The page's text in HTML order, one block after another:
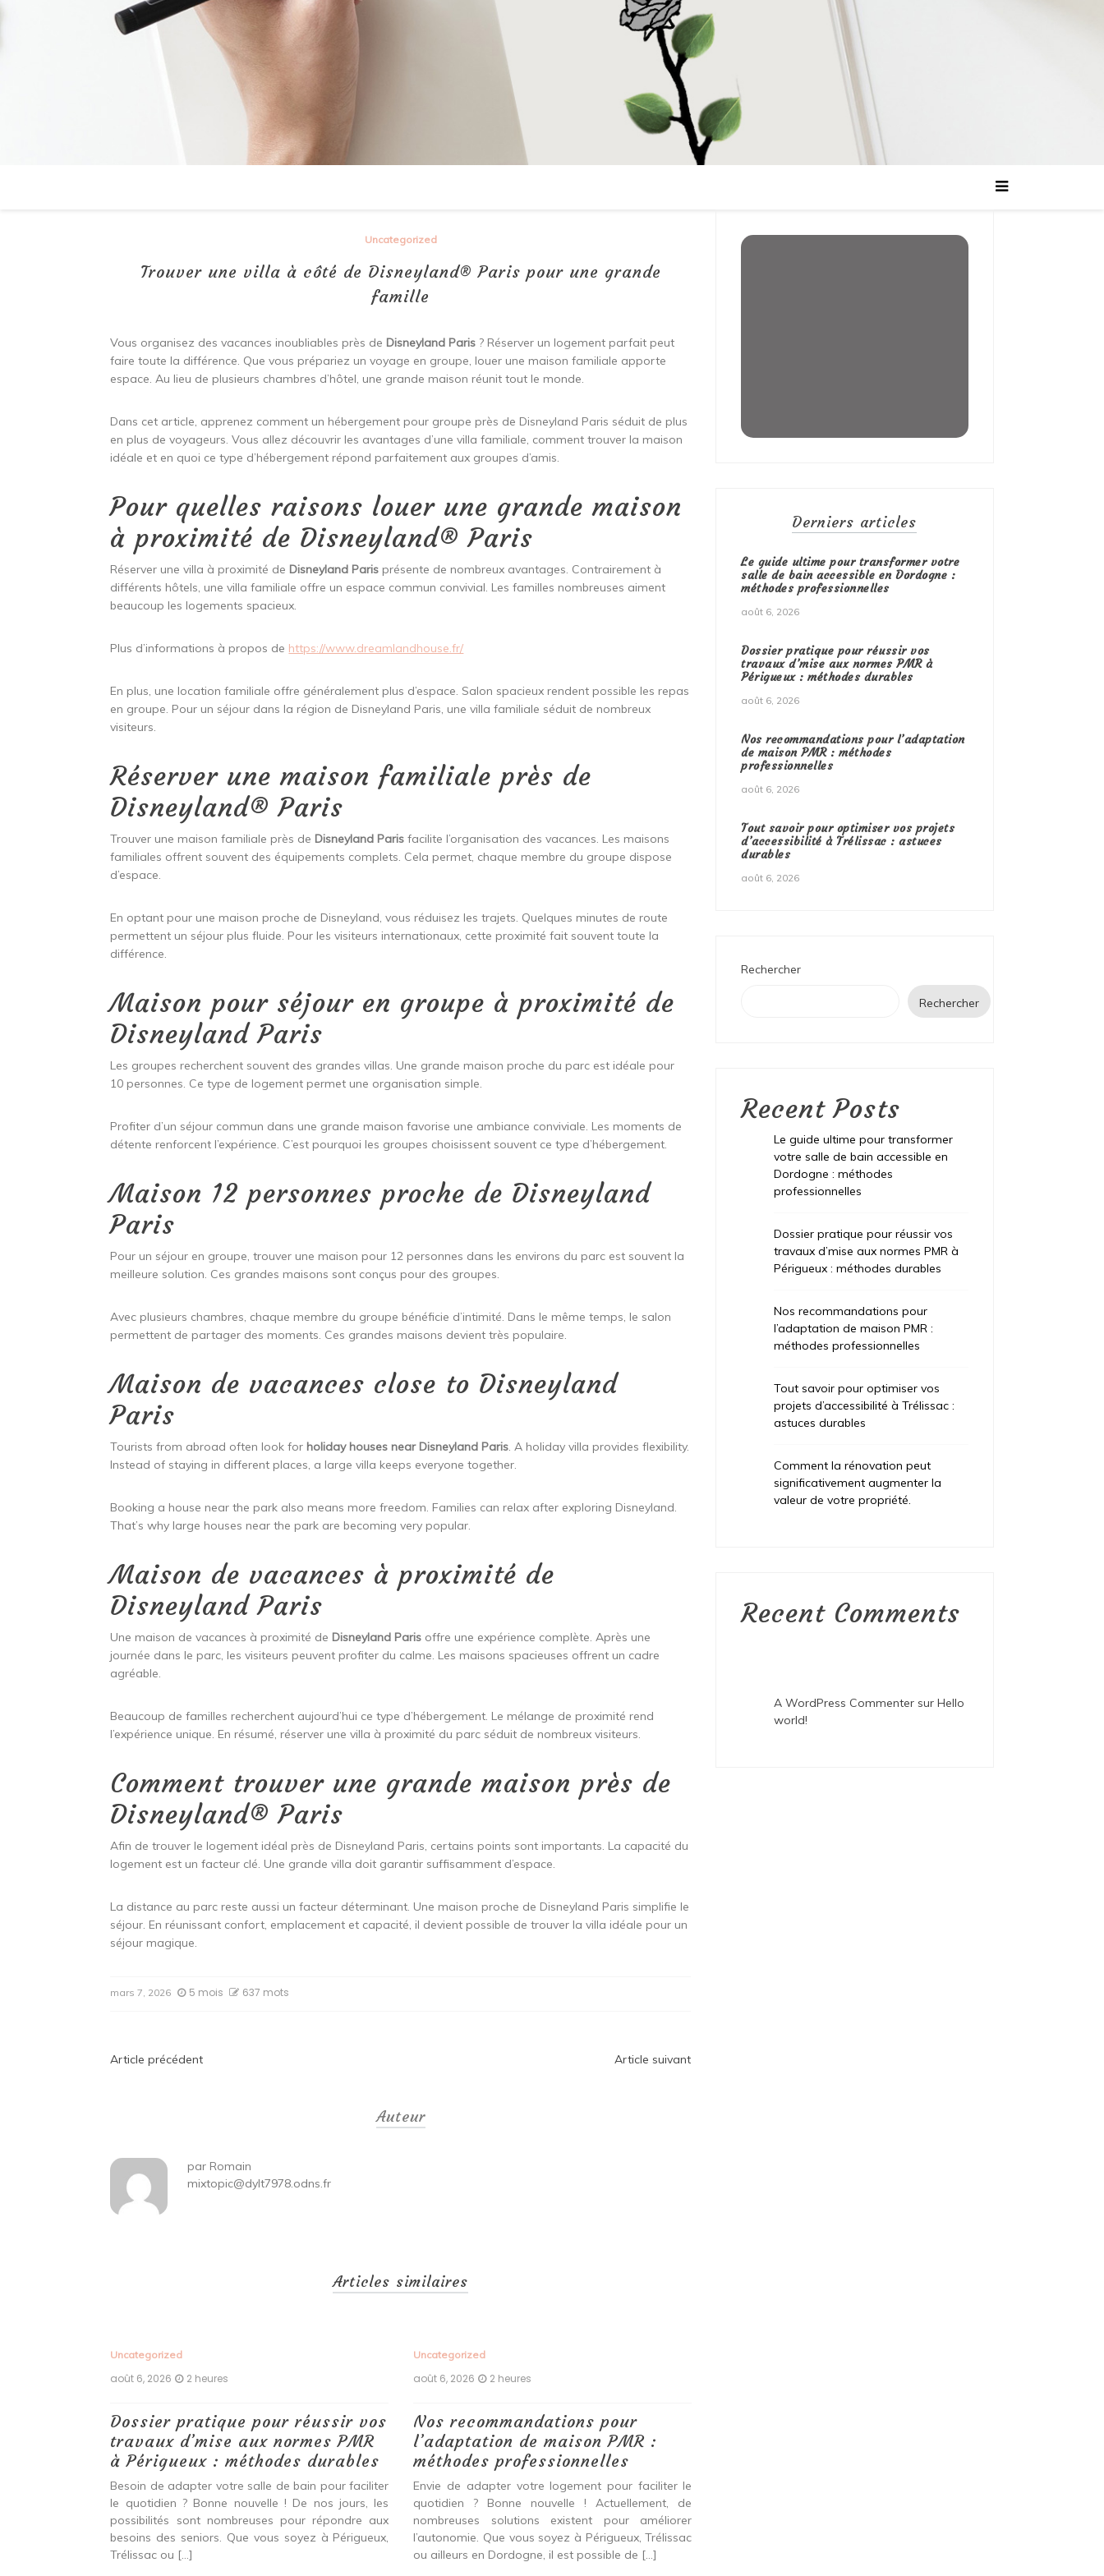
Uncategorized
Trouver une villa à côté de Disneyland® Paris pour une grande
famille
Vous organisez des vacances inoubliables près de Disneyland Paris ? Réserver un logement parfait peut
faire toute la différence. Que vous prépariez un voyage en groupe, louer une maison familiale apporte
espace. Au lieu de plusieurs chambres d’hôtel, une grande maison réunit tout le monde.
Dans cet article, apprenez comment un hébergement pour groupe près de Disneyland Paris séduit de plus
en plus de voyageurs. Vous allez découvrir les avantages d’une villa familiale, comment trouver la maison
idéale et en quoi ce type d’hébergement répond parfaitement aux groupes d’amis.
Pour quelles raisons louer une grande maison
à proximité de Disneyland® Paris
Réserver une villa à proximité de Disneyland Paris présente de nombreux avantages. Contrairement à
différents hôtels, une villa familiale offre un espace commun convivial. Les familles nombreuses aiment
beaucoup les logements spacieux.
Plus d’informations à propos de https://www.dreamlandhouse.fr/
En plus, une location familiale offre généralement plus d’espace. Salon spacieux rendent possible les repas
en groupe. Pour un séjour dans la région de Disneyland Paris, une villa familiale séduit de nombreux
visiteurs.
Réserver une maison familiale près de
Disneyland® Paris
Trouver une maison familiale près de Disneyland Paris facilite l’organisation des vacances. Les maisons
familiales offrent souvent des équipements complets. Cela permet, chaque membre du groupe dispose
d’espace.
En optant pour une maison proche de Disneyland, vous réduisez les trajets. Quelques minutes de route
permettent un séjour plus fluide. Pour les visiteurs internationaux, cette proximité fait souvent toute la
différence.
Maison pour séjour en groupe à proximité de
Disneyland Paris
Les groupes recherchent souvent des grandes villas. Une grande maison proche du parc est idéale pour
10 personnes. Ce type de logement permet une organisation simple.
Profiter d’un séjour commun dans une grande maison favorise une ambiance conviviale. Les moments de
détente renforcent l’expérience. C’est pourquoi les groupes choisissent souvent ce type d’hébergement.
Maison 12 personnes proche de Disneyland
Paris
Pour un séjour en groupe, trouver une maison pour 12 personnes dans les environs du parc est souvent la
meilleure solution. Ces grandes maisons sont conçus pour des groupes.
Avec plusieurs chambres, chaque membre du groupe bénéficie d’intimité. Dans le même temps, le salon
permettent de partager des moments. Ces grandes maisons devient très populaire.
Maison de vacances close to Disneyland
Paris
Tourists from abroad often look for holiday houses near Disneyland Paris. A holiday villa provides flexibility.
Instead of staying in different places, a large villa keeps everyone together.
Booking a house near the park also means more freedom. Families can relax after exploring Disneyland.
That’s why large houses near the park are becoming very popular.
Maison de vacances à proximité de
Disneyland Paris
Une maison de vacances à proximité de Disneyland Paris offre une expérience complète. Après une
journée dans le parc, les visiteurs peuvent profiter du calme. Les maisons spacieuses offrent un cadre
agréable.
Beaucoup de familles recherchent aujourd’hui ce type d’hébergement. Le mélange de proximité rend
l’expérience unique. En résumé, réserver une villa à proximité du parc séduit de nombreux visiteurs.
Comment trouver une grande maison près de
Disneyland® Paris
Afin de trouver le logement idéal près de Disneyland Paris, certains points sont importants. La capacité du
logement est un facteur clé. Une grande villa doit garantir suffisamment d’espace.
La distance au parc reste aussi un facteur déterminant. Une maison proche de Disneyland Paris simplifie le
séjour. En réunissant confort, emplacement et capacité, il devient possible de trouver la villa idéale pour un
séjour magique.
mars 7, 2026 5 mois 637 mots
Navigation
Article précédent Article suivant
Auteur
par Romain
mixtopic@dylt7978.odns.fr
Articles similaires
Uncategorized
août 6, 2026 2 heures
Dossier pratique pour réussir vos
travaux d’mise aux normes PMR
à Périgueux : méthodes durables
Besoin de adapter votre salle de bain pour faciliter
le quotidien ? Bonne nouvelle ! De nos jours, les
possibilités sont nombreuses pour répondre aux
besoins des seniors. Que vous soyez à Périgueux,
Trélissac ou […]
Uncategorized
août 6, 2026 2 heures
Nos recommandations pour
l’adaptation de maison PMR :
méthodes professionnelles
Envie de adapter votre logement pour faciliter le
quotidien ? Bonne nouvelle ! Actuellement, de
nombreuses solutions existent pour améliorer
l’autonomie. Que vous soyez à Périgueux, Trélissac
ou ailleurs en Dordogne, il est possible de […]
Derniers articles
Le guide ultime pour transformer votre
salle de bain accessible en Dordogne :
méthodes professionnelles
août 6, 2026
Dossier pratique pour réussir vos
travaux d’mise aux normes PMR à
Périgueux : méthodes durables
août 6, 2026
Nos recommandations pour l’adaptation
de maison PMR : méthodes
professionnelles
août 6, 2026
Tout savoir pour optimiser vos projets
d’accessibilité à Trélissac : astuces
durables
août 6, 2026
Rechercher
Rechercher
Recent Posts
Le guide ultime pour transformer
votre salle de bain accessible en
Dordogne : méthodes
professionnelles
Dossier pratique pour réussir vos
travaux d’mise aux normes PMR à
Périgueux : méthodes durables
Nos recommandations pour
l’adaptation de maison PMR :
méthodes professionnelles
Tout savoir pour optimiser vos
projets d’accessibilité à Trélissac :
astuces durables
Comment la rénovation peut
significativement augmenter la
valeur de votre propriété.
Recent Comments
A WordPress Commenter surHello
world!